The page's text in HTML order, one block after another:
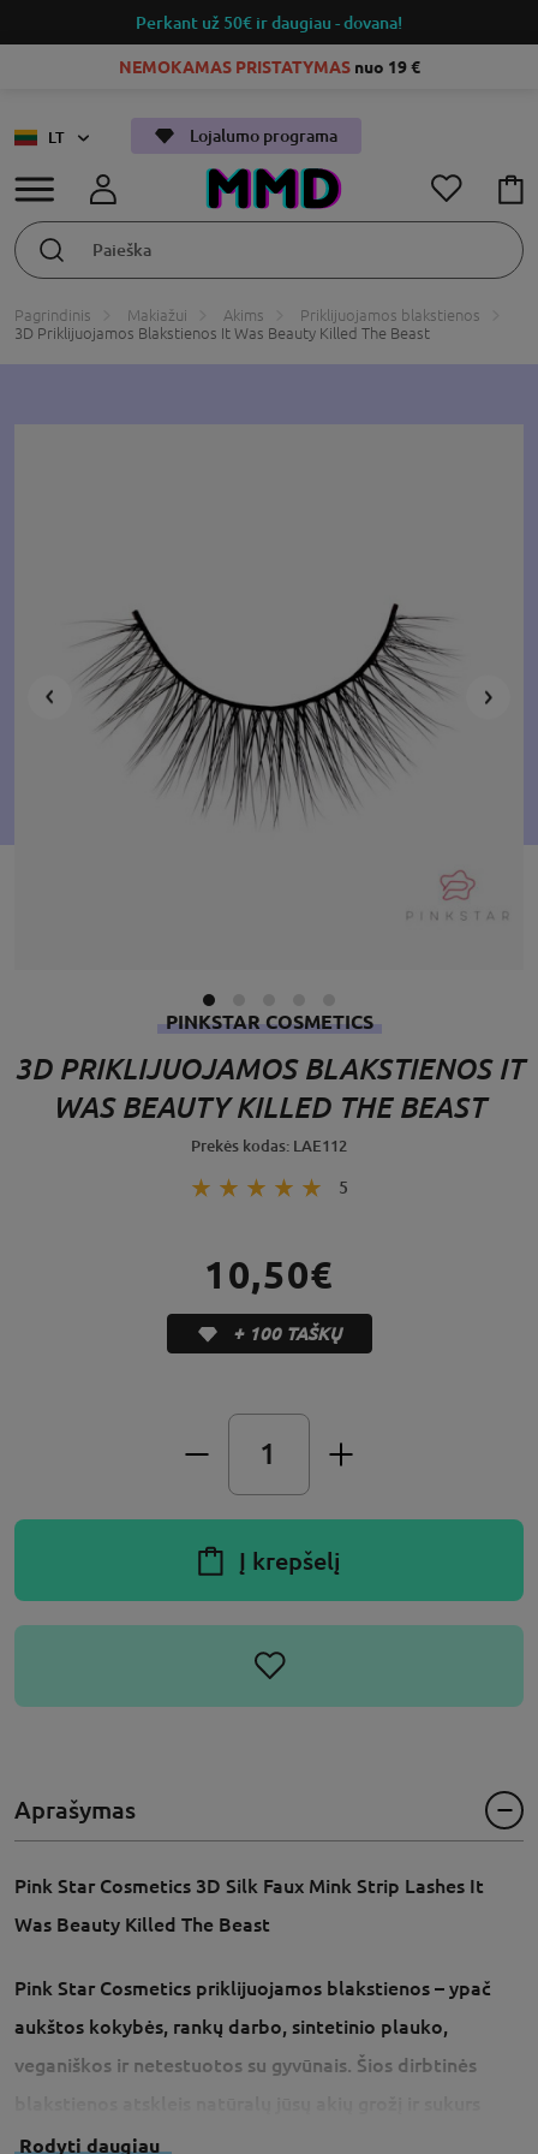
Perkant už 50€ ir daugiau - dovana!
NEMOKAMAS PRISTATYMAS nuo 19 €
Lojalumo programa
LT
Pagrindinis Makiažui Akims
Priklijuojamos blakstienos
3D Priklijuojamos Blakstienos It Was Beauty Killed The Beast
PINKSTAR COSMETICS
3D PRIKLIJUOJAMOS BLAKSTIENOS IT
WAS BEAUTY KILLED THE BEAST
Prekės kodas: LAE112
5
10,50€
+ 100 TAŠKŲ
Į krepšelį
Aprašymas
Pink Star Cosmetics 3D Silk Faux Mink Strip Lashes It
Was Beauty Killed The Beast
Pink Star Cosmetics priklijuojamos blakstienos – ypač
aukštos kokybės, rankų darbo, sintetinio plauko,
veganiškos ir netestuotos su gyvūnais. Šios dirbtinės
kerintį žvilgsnį, yra lengvai priklijuojamos bei atrodo
Rodyti daugiau